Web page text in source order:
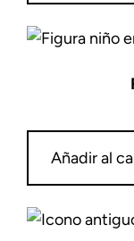
Añadir al